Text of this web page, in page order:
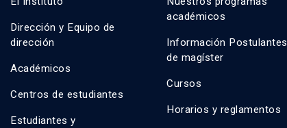
Dirección y Equipo de
dirección
Académicos
Centros de estudiantes
Estudiantes y
académicos
Información Postulantes
de magíster
Cursos
Horarios y reglamentos